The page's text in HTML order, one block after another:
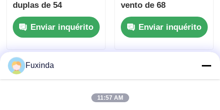
duplas de 54
polegadas
Enviar inquérito
vento de 68
polegadas com tecido
de prata de titânio
UV50+ e resistência
ao vento de 100 km/h
Enviar inquérito
Fuxinda
11:57 AM